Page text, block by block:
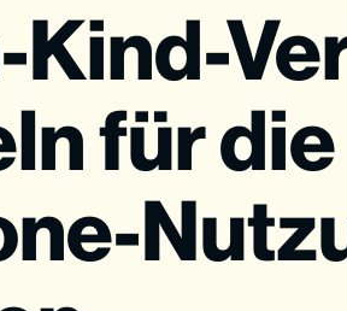
Kind-
für die